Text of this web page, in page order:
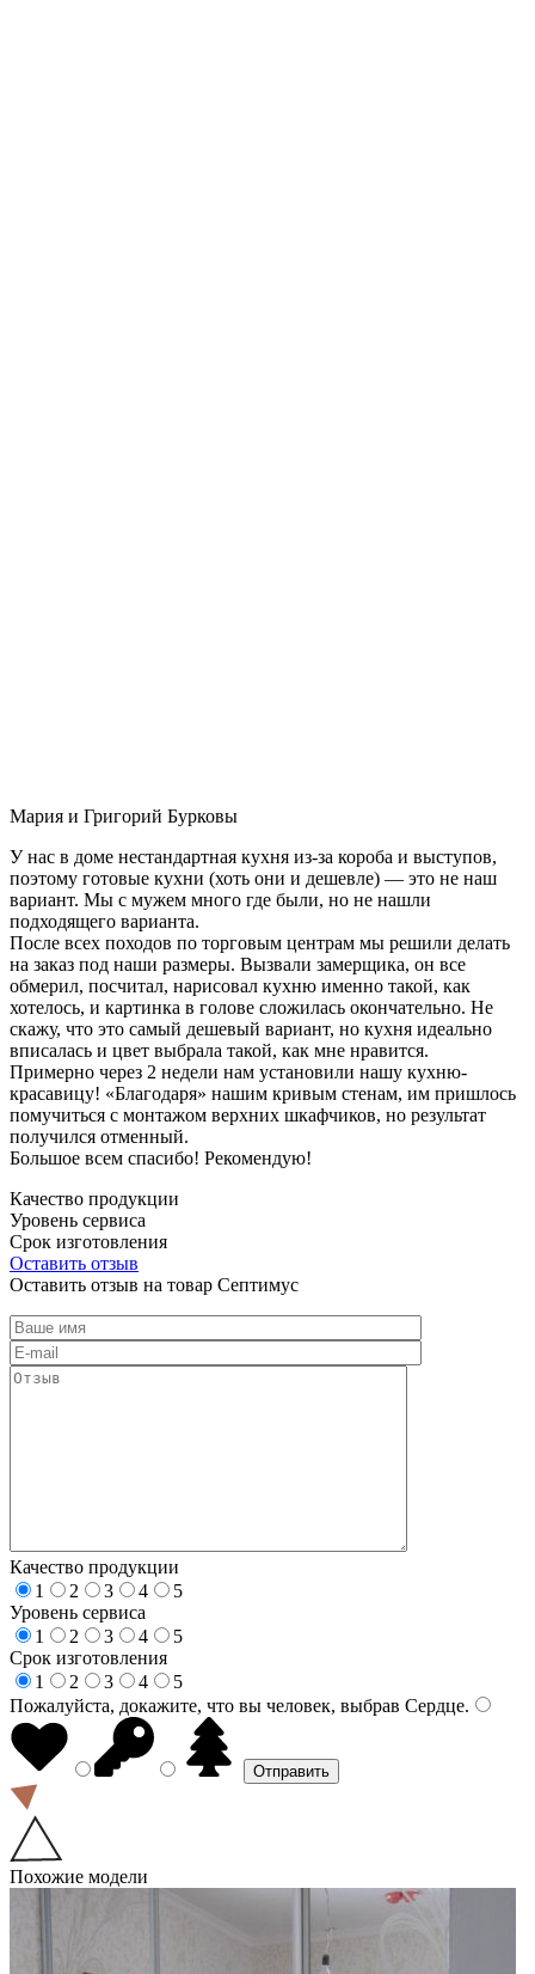
Мария и Григорий Бурковы
У нас в доме нестандартная кухня из-за короба и выступов,
поэтому готовые кухни (хоть они и дешевле) — это не наш
вариант. Мы с мужем много где были, но не нашли
подходящего варианта.
После всех походов по торговым центрам мы решили делать
на заказ под наши размеры. Вызвали замерщика, он все
обмерил, посчитал, нарисовал кухню именно такой, как
хотелось, и картинка в голове сложилась окончательно. Не
скажу, что это самый дешевый вариант, но кухня идеально
вписалась и цвет выбрала такой, как мне нравится.
Примерно через 2 недели нам установили нашу кухню-
красавицу! «Благодаря» нашим кривым стенам, им пришлось
помучиться с монтажом верхних шкафчиков, но результат
получился отменный.
Большое всем спасибо! Рекомендую!
Качество продукции
Уровень сервиса
Срок изготовления
Оставить отзыв
Оставить отзыв на товар Септимус
Качество продукции
1
2 3 4
5
Уровень сервиса
1
2 3 4
5
Срок изготовления
1
2 3 4
5
Пожалуйста, докажите, что вы человек, выбрав Сердце.
Похожие модели